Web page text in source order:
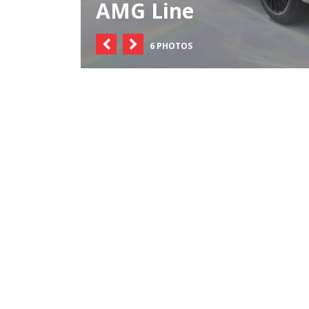
AMG Line
6 PHOTOS